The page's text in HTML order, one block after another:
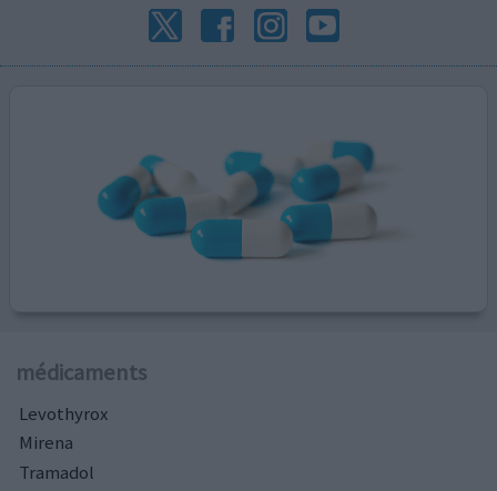
médicaments
Levothyrox
Mirena
Tramadol